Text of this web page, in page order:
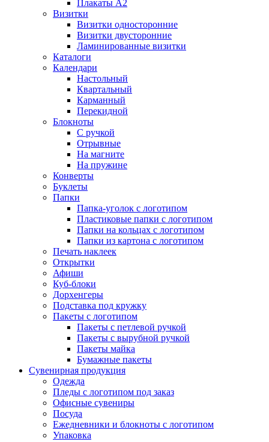
Плакаты А2
Визитки
Визитки односторонние
Визитки двусторонние
Ламинированные визитки
Каталоги
Календари
Настольный
Квартальный
Карманный
Перекидной
Блокноты
С ручкой
Отрывные
На магните
На пружине
Конверты
Буклеты
Папки
Папка-уголок с логотипом
Пластиковые папки с логотипом
Папки на кольцах с логотипом
Папки из картона с логотипом
Печать наклеек
Открытки
Афиши
Куб-блоки
Дорхенгеры
Подставка под кружку
Пакеты с логотипом
Пакеты с петлевой ручкой
Пакеты с вырубной ручкой
Пакеты майка
Бумажные пакеты
Сувенирная продукция
Одежда
Пледы с логотипом под заказ
Офисные сувениры
Посуда
Ежедневники и блокноты с логотипом
Упаковка